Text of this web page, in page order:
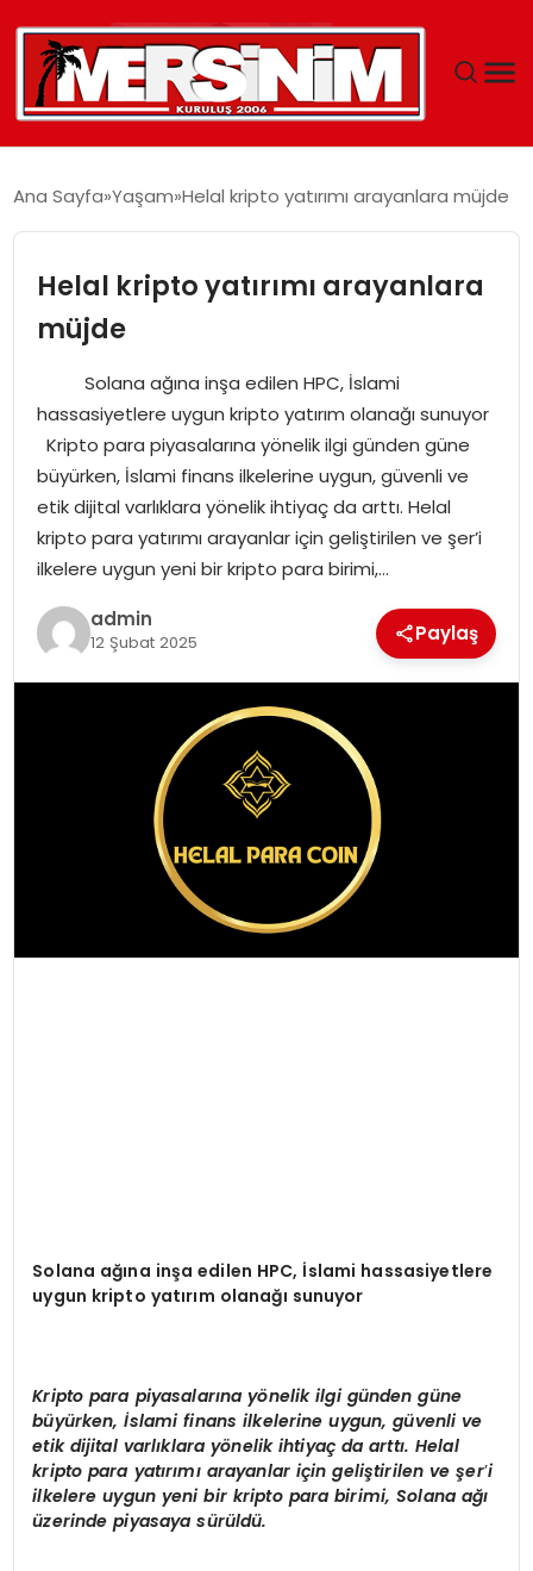
YAŞAM
GÜNCEL
EĞITIM
SPOR
EKONOMI
MAGAZIN
Ana Sayfa Yaşam Helal kripto yatırımı arayanlara müjde
Helal kripto yatırımı arayanlara
müjde
Solana ağına inşa edilen HPC, İslami
hassasiyetlere uygun kripto yatırım olanağı sunuyor
Kripto para piyasalarına yönelik ilgi günden güne
büyürken, İslami finans ilkelerine uygun, güvenli ve
etik dijital varlıklara yönelik ihtiyaç da arttı. Helal
kripto para yatırımı arayanlar için geliştirilen ve şer’i
ilkelere uygun yeni bir kripto para birimi,…
admin
12 Şubat 2025 Paylaş
Solana ağına inşa edilen HPC, İslami hassasiyetlere
uygun kripto yatırım olanağı sunuyor
Kripto para piyasalarına yönelik ilgi günden güne
büyürken, İslami finans ilkelerine uygun, güvenli ve
etik dijital varlıklara yönelik ihtiyaç da arttı. Helal
kripto para yatırımı arayanlar için geliştirilen ve şer’i
ilkelere uygun yeni bir kripto para birimi, Solana ağı
üzerinde piyasaya sürüldü.